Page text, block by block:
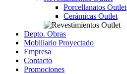
Porcellanatos Outlet
Cerámicas Outlet
Depto. Obras
Mobiliario Proyectado
Empresa
Contacto
Promociones